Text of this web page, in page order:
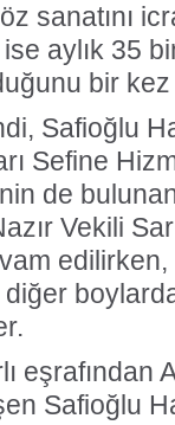
sanatını
aylık 35
bir
Safioğlu
Sefine
de
Vekili
edilirken,
eşrafından
Safioğlu